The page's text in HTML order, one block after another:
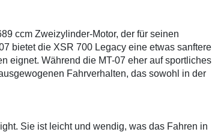
ccm Zweizylinder-Motor, der für seinen
bietet die XSR 700 Legacy eine etwas sanftere
eignet. Während die MT-07 eher auf sportliches
Fahrverhalten, das sowohl in der
Sie ist leicht und wendig, was das Fahren in